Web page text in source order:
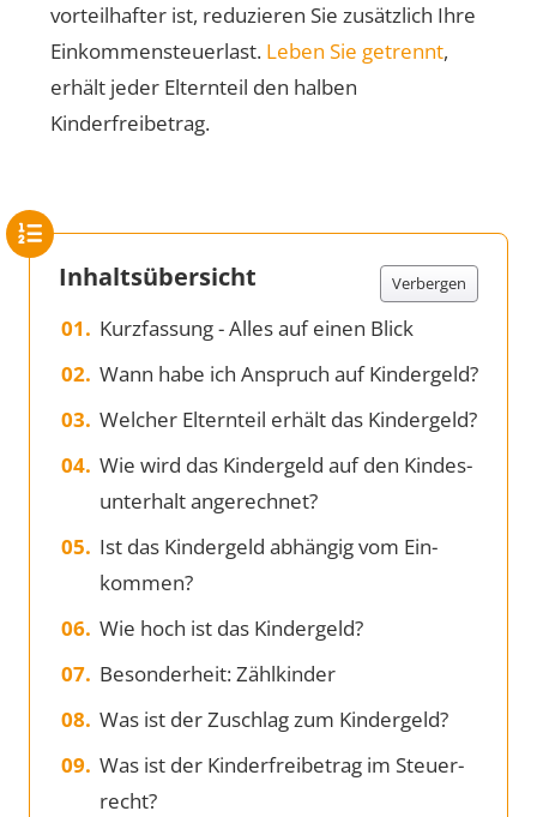
vorteilhafter ist, reduzieren Sie zusätzlich Ihre
Einkommensteuerlast. Leben Sie getrennt,
erhält jeder Elternteil den halben
Kinderfreibetrag.
Inhaltsübersicht Verbergen
Kurzfassung - Alles auf einen Blick
Wann ha­be ich An­spruch auf Kin­der­geld?
Wel­cher El­tern­teil er­hält das Kin­der­geld?
Wie wird das Kin­der­geld auf den Kin­des­
un­ter­halt an­ge­rech­net?
Ist das Kin­der­geld ab­hän­gig vom Ein­
kom­men?
Wie hoch ist das Kin­der­geld?
Besonderheit: Zählkinder
Was ist der Zu­schlag zum Kin­der­geld?
Was ist der Kin­der­frei­be­trag im Steu­er­
recht?